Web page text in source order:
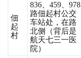
佃
起
村
836、459、978
路佃起村公交
车站处，在路
北侧（背后是
航天七三一医
院）